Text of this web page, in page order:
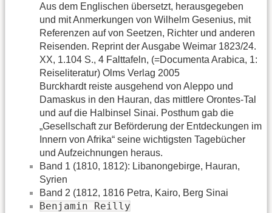
Aus dem Englischen übersetzt, herausgegeben
und mit Anmerkungen von Wilhelm Gesenius, mit
Referenzen auf von Seetzen, Richter und anderen
Reisenden. Reprint der Ausgabe Weimar 1823/24.
XX, 1.104 S., 4 Falttafeln, (=Documenta Arabica, 1:
Reiseliteratur) Olms Verlag 2005
Burckhardt reiste ausgehend von Aleppo und
Damaskus in den Hauran, das mittlere Orontes-Tal
und auf die Halbinsel Sinai. Posthum gab die
„Gesellschaft zur Beförderung der Entdeckungen im
Innern von Afrika“ seine wichtigsten Tagebücher
und Aufzeichnungen heraus.
Band 1 (1810, 1812): Libanongebirge, Hauran,
Syrien
Band 2 (1812, 1816 Petra, Kairo, Berg Sinai
Benjamin Reilly